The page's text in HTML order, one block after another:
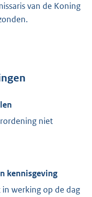
van de Koning
niet
kennisgeving
werking op de dag